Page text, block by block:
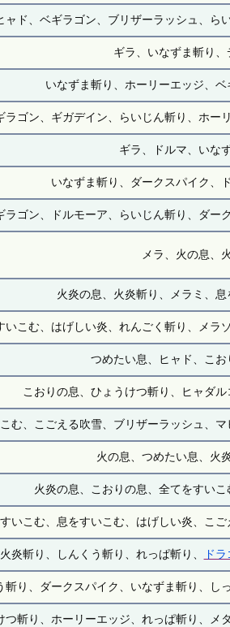
ャド、ベギラゴン、ブリザーラッシュ、ら
ギラ、いなずま斬り
いなずま斬り、ホーリーエッジ、
ラゴン、ギガデイン、らいじん斬り、ホー
ギラ、ドルマ、いな
いなずま斬り、ダークスパイク、
ラゴン、ドルモーア、らいじん斬り、ダー
メラ、火の息、
火炎の息、火炎斬り、メラミ、
いこむ、はげしい炎、れんごく斬り、メラ
つめたい息、ヒャド、こ
こおりの息、ひょうけつ斬り、ヒャダ
む、こごえる吹雪、ブリザーラッシュ、マ
火の息、つめたい息、火
火炎の息、こおりの息、全てをすい
いこむ、息をすいこむ、はげしい炎、こご
火炎斬り、しんくう斬り、れっぱ斬り、 ド
斬り、ダークスパイク、いなずま斬り、
つ斬り、ホーリーエッジ、れっぱ斬り、メ